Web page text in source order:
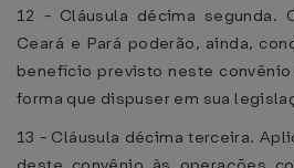
12 - Cláusula décima segunda.
Ceará e Pará poderão, ainda,
benefício previsto neste
forma que dispuser em sua
13 - Cláusula décima terceira.